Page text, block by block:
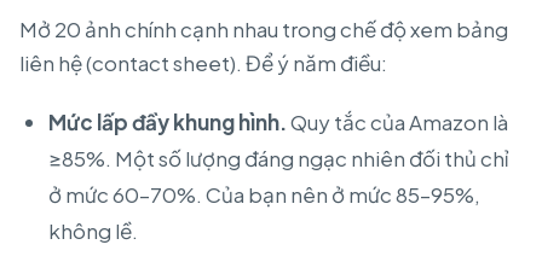
Mở 20 ảnh chính cạnh nhau trong chế độ xem bảng
liên hệ (contact sheet). Để ý năm điều:
Mức lấp đầy khung hình.Quy tắc của Amazon là
≥85%. Một số lượng đáng ngạc nhiên đối thủ chỉ
ở mức 60–70%. Của bạn nên ở mức 85–95%,
không lề.